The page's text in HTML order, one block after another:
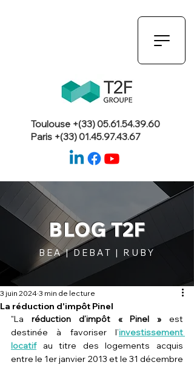
Toulouse +(33)05.61.54.39.60
Paris +(33)01.45.97.43.67
BLOG T2F
BEA | DEBAT | RUBY
La réduction d'impôt Pinel
3 juin 2024 3 min de lecture
"La réduction d’impôt « Pinel » est
destinée à favoriser l’investissement
locatif
au titre des logements acquis
entre le 1er janvier 2013 et le 31 décembre